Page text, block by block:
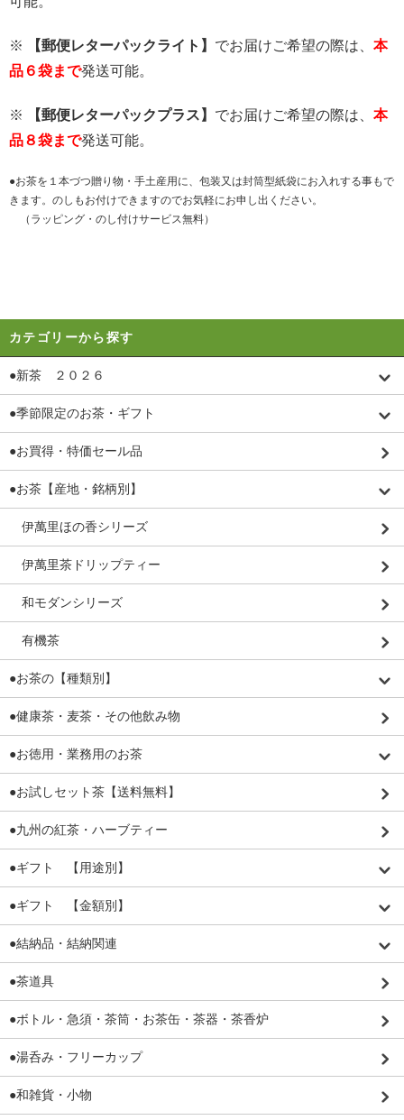
※ 【郵便レターパックライト】 でお届けご希望の際は、 本
品６袋まで発送可能。
※ 【郵便レターパックプラス】 でお届けご希望の際は、 本
品８袋まで発送可能。
●お茶を１本づつ贈り物・手土産用に、包装又は封筒型紙袋にお入れする事もで
きます。のしもお付けできますのでお気軽にお申し出ください。
（ラッピング・のし付けサービス無料）
カテゴリーから探す
●新茶 ２０２６
●季節限定のお茶・ギフト
●お買得・特価セール品
●お茶【産地・銘柄別】
伊萬里ほの香シリーズ
伊萬里茶ドリップティー
和モダンシリーズ
有機茶
●お茶の【種類別】
●健康茶・麦茶・その他飲み物
●お徳用・業務用のお茶
●お試しセット茶【送料無料】
●九州の紅茶・ハーブティー
●ギフト 【用途別】
●ギフト 【金額別】
●結納品・結納関連
●茶道具
●ボトル・急須・茶筒・お茶缶・茶器・茶香炉
●湯呑み・フリーカップ
●和雑貨・小物